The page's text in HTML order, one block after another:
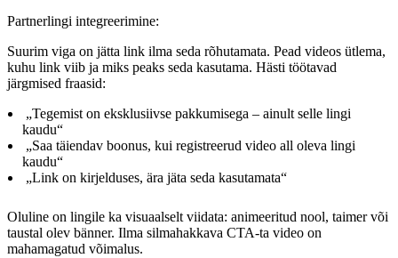
Partnerlingi integreerimine:
Suurim viga on jätta link ilma seda rõhutamata. Pead videos ütlema,
kuhu link viib ja miks peaks seda kasutama. Hästi töötavad
järgmised fraasid:
„Tegemist on eksklusiivse pakkumisega – ainult selle lingi
kaudu“
„Saa täiendav boonus, kui registreerud video all oleva lingi
kaudu“
„Link on kirjelduses, ära jäta seda kasutamata“
Oluline on lingile ka visuaalselt viidata: animeeritud nool, taimer või
taustal olev bänner. Ilma silmahakkava CTA-ta video on
mahamagatud võimalus.